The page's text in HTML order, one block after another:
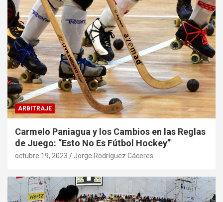
ARBITRAJE
Carmelo Paniagua y los Cambios en las Reglas
de Juego: “Esto No Es Fútbol Hockey”
octubre 19, 2023 Jorge Rodríguez Cáceres